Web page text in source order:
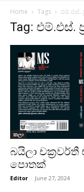
Home Tags එම්.එස්.
Tag: එම්.එස්.
කලා
බයිලා චක්‍රවර්තී
පොතක්
Editor - June 27, 2024